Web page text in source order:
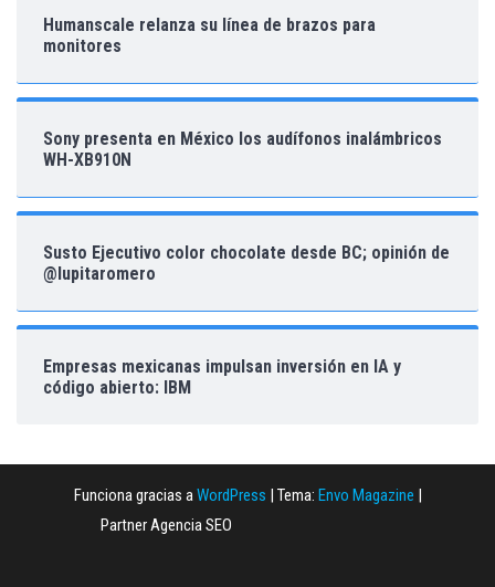
Humanscale relanza su línea de brazos para
monitores
Sony presenta en México los audífonos inalámbricos
WH-XB910N
Susto Ejecutivo color chocolate desde BC; opinión de
@lupitaromero
Empresas mexicanas impulsan inversión en IA y
código abierto: IBM
Funciona gracias aWordPress | Tema: Envo Magazine |
Partner Agencia SEO